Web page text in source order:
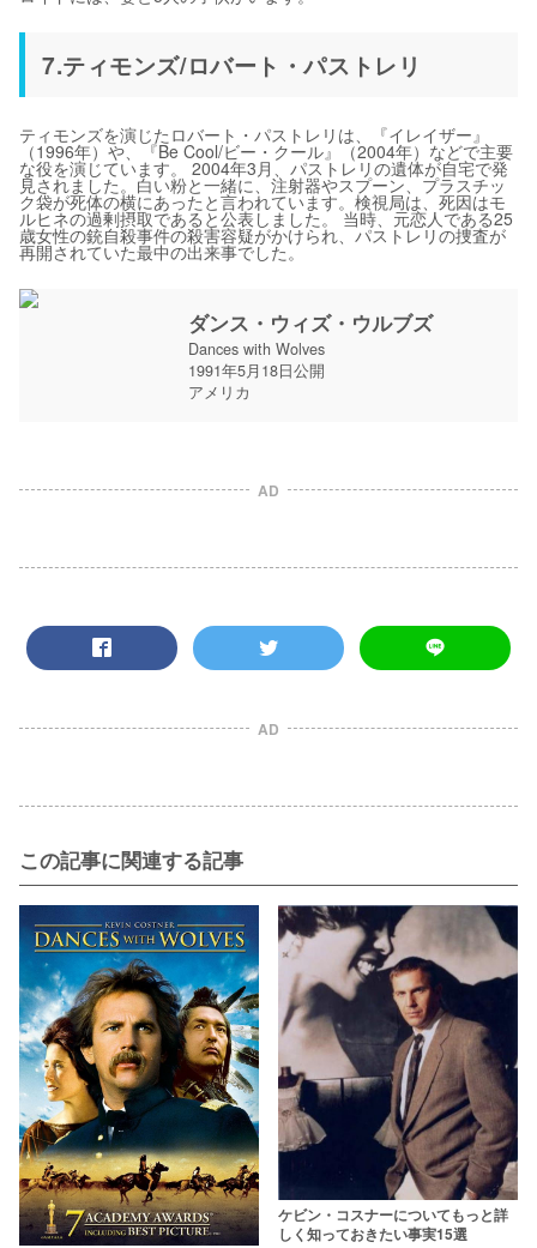
7.ティモンズ/ロバート・パストレリ
ティモンズを演じたロバート・パストレリは、『イレイザー』
（1996年）や、『Be Cool/ビー・クール』（2004年）などで主要
な役を演じています。 2004年3月、パストレリの遺体が自宅で発
見されました。白い粉と一緒に、注射器やスプーン、プラスチッ
ク袋が死体の横にあったと言われています。検視局は、死因はモ
ルヒネの過剰摂取であると公表しました。 当時、元恋人である25
歳女性の銃自殺事件の殺害容疑がかけられ、パストレリの捜査が
再開されていた最中の出来事でした。
ダンス・ウィズ・ウルブズ
Dances with Wolves
1991年5月18日公開
アメリカ
AD
AD
この記事に関連する記事
ケビン・コスナーについてもっと詳
しく知っておきたい事実15選